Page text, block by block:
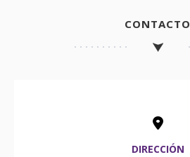
CONTACTO
DIRECCIÓN